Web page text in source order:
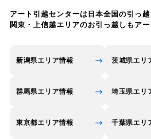
川の開発が急激に進みました。自然と
す。
駒澤大学、日本体育大学、成城大学、
ています。
アート引越センターは日本全国の引っ越
関東・上信越エリアのお引っ越しもア
新潟県エリア情報 茨城県エリ
群馬県エリア情報 埼玉県エリ
東京都エリア情報 千葉県エリ